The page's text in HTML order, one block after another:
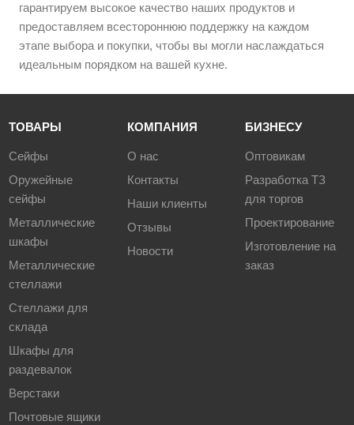
гарантируем высокое качество наших продуктов и
предоставляем всестороннюю поддержку на каждом
этапе выбора и покупки, чтобы вы могли наслаждаться
идеальным порядком на вашей кухне.
ТОВАРЫ
Сейфы
Оружейные
сейфы
Металлические
шкафы
Металлические
стеллажи
Стеллажи для
склада
Шкафы для
раздевалок
Верстаки
Почтовые ящики
КОМПАНИЯ
О нас
Контакты
Наши клиенты
Отзывы
Новости
БИЗНЕСУ
Оптовикам
Разработка ТЗ
для торгов
Проектирование
Изготовление на
заказ